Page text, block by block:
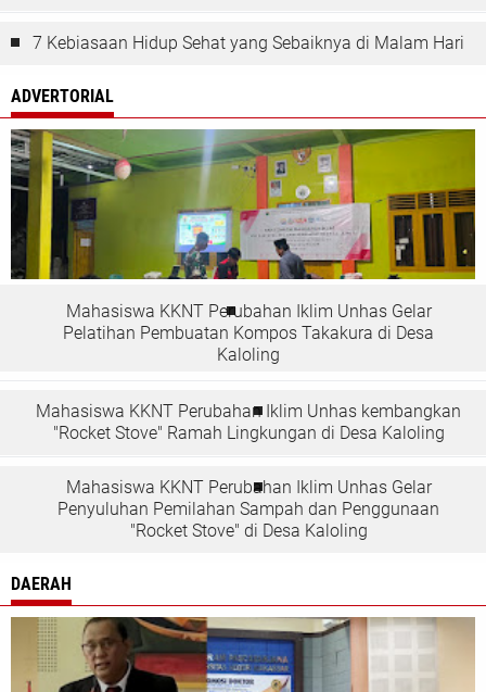
7 Kebiasaan Hidup Sehat yang Sebaiknya di Malam Hari
ADVERTORIAL
Mahasiswa KKNT Perubahan Iklim Unhas Gelar
Pelatihan Pembuatan Kompos Takakura di Desa
Kaloling
Mahasiswa KKNT Perubahan Iklim Unhas kembangkan
"Rocket Stove" Ramah Lingkungan di Desa Kaloling
Mahasiswa KKNT Perubahan Iklim Unhas Gelar
Penyuluhan Pemilahan Sampah dan Penggunaan
"Rocket Stove" di Desa Kaloling
DAERAH